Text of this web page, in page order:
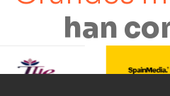
han